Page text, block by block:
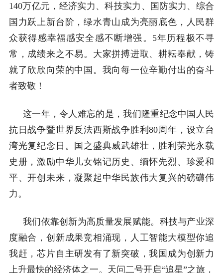
140万亿元，经济实力、科技实力、国防实力、综合
国力跃上新台阶，绿水青山成为亮丽底色，人民群
众获得感幸福感安全感不断增强。5年历程极不寻
常，成绩来之不易。大家拼搏进取、耕耘奉献，铸
就了欣欣向荣的中国。我向每一位辛勤付出的奋斗
者致敬！
这一年，令人难忘的是，我们隆重纪念中国人民
抗日战争暨世界反法西斯战争胜利80周年，设立台
湾光复纪念日。国之盛典威武雄壮，胜利荣光永载
史册，激励中华儿女铭记历史、缅怀先烈、珍爱和
平、开创未来，凝聚起中华民族伟大复兴的磅礴伟
力。
我们依靠创新为高质量发展赋能。科技与产业深
度融合，创新成果竞相涌现，人工智能大模型你追
我赶，芯片自主研发有了新突破，我国成为创新力
上升最快的经济体之一。天问二号开启“追星”之旅，